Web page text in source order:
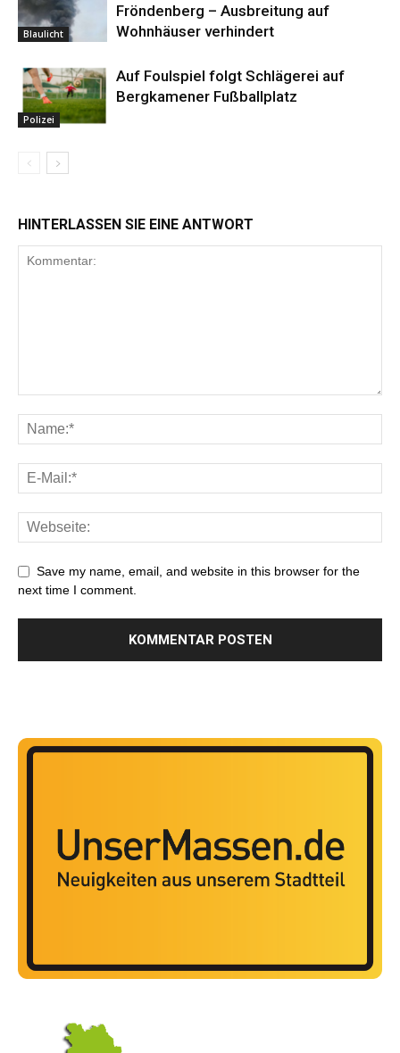
Blaulicht
Fröndenberg – Ausbreitung auf
Wohnhäuser verhindert
Polizei
Auf Foulspiel folgt Schlägerei auf
Bergkamener Fußballplatz
HINTERLASSEN SIE EINE ANTWORT
Save my name, email, and website in this browser for the
next time I comment.